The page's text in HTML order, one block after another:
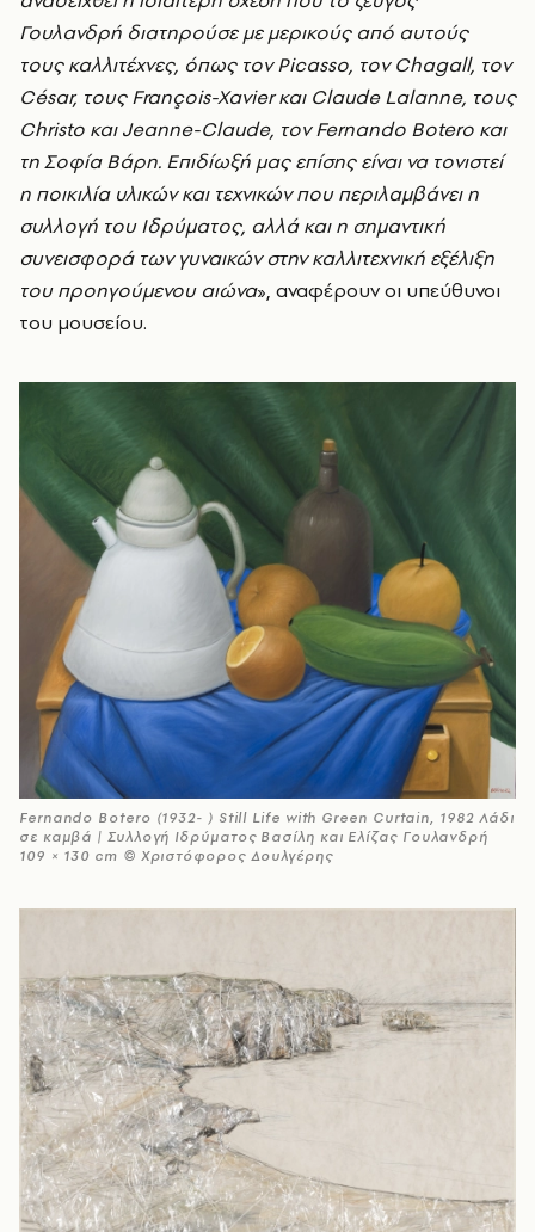
Γουλανδρή διατηρούσε με μερικούς από αυτούς
τους καλλιτέχνες, όπως τον Picasso, τoν Chagall, τoν
César, τους François-Xavier και Claude Lalanne, τους
Christo και Jeanne-Claude, τον Fernando Botero και
τη Σοφία Βάρη. Επιδίωξή μας επίσης είναι να τονιστεί
η ποικιλία υλικών και τεχνικών που περιλαμβάνει η
συλλογή του Ιδρύματος, αλλά και η σημαντική
συνεισφορά των γυναικών στην καλλιτεχνική εξέλιξη
του προηγούμενου αιώνα», αναφέρουν οι υπεύθυνοι
του μουσείου.
Fernando Botero (1932- ) Still Life with Green Curtain, 1982 Λάδι
σε καμβά | Συλλογή Ιδρύματος Βασίλη και Ελίζας Γουλανδρή
109 × 130 cm © Χριστόφορος Δουλγέρης